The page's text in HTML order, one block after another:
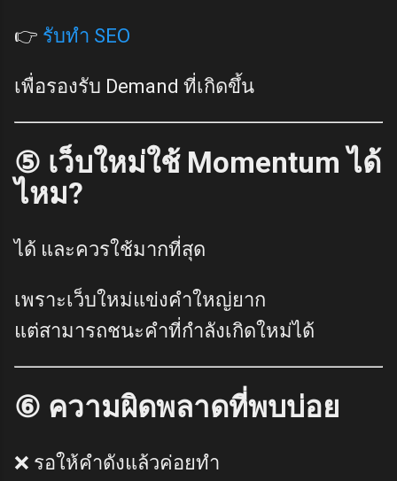
👉 รับทำ SEO
เพื่อรองรับ Demand ที่เกิดขึ้น
⑤ เว็บใหม่ใช้ Momentum ได้
ไหม?
ได้ และควรใช้มากที่สุด
เพราะเว็บใหม่แข่งคำใหญ่ยาก
แต่สามารถชนะคำที่กำลังเกิดใหม่ได้
⑥ ความผิดพลาดที่พบบ่อย
❌ รอให้คำดังแล้วค่อยทำ